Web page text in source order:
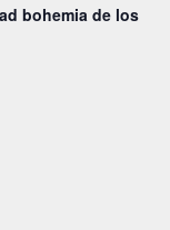
bohemia de los